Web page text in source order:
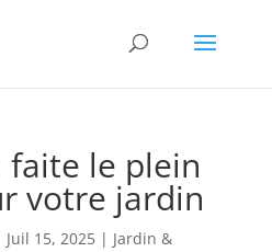
faite le plein
votre jardin
Juil 15, 2025| Jardin &